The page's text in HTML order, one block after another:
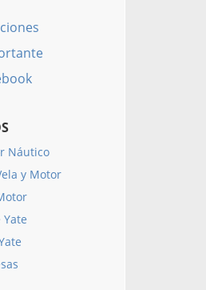
Náutico
y Motor